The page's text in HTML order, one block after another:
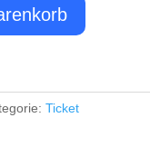
Ticket